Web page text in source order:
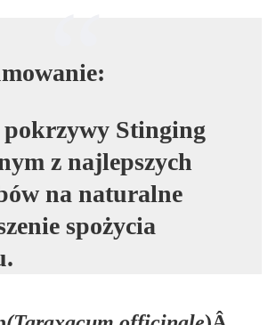
Stinging
z najlepszych
na naturalne
spożycia